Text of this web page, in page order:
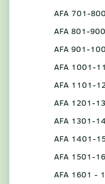
AFA 701-800
AFA 801-900
AFA 901-
AFA 1001-
AFA 1101-
AFA 1201-
AFA 1301-
AFA 1401-
AFA 1501-
AFA 1601 -